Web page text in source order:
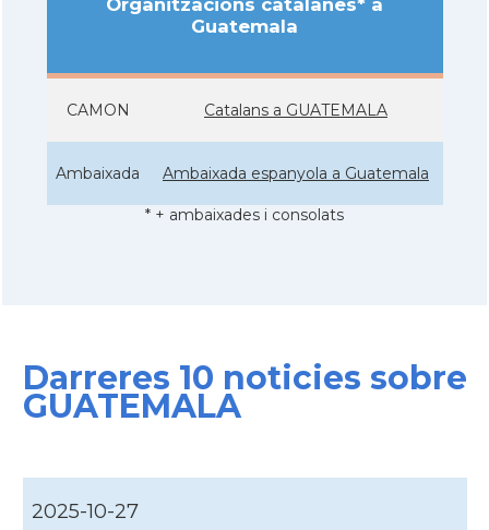
Guatemala
CAMON Catalans a GUATEMALA
Ambaixada Ambaixada espanyola a Guatemala
* + ambaixades i consolats
Darreres 10 noticies sobre
GUATEMALA
2025-10-27